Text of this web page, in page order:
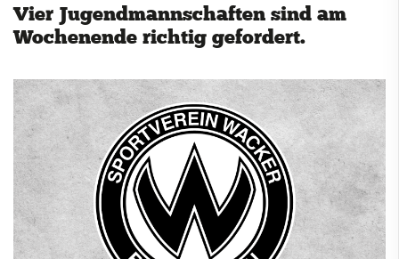
Vier Jugendmannschaften sind am
Wochenende richtig gefordert.